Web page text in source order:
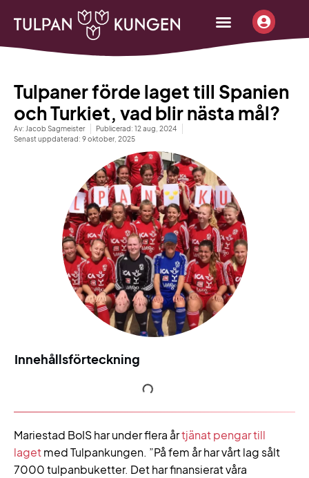
Tulpaner förde laget till Spanien
och Turkiet, vad blir nästa mål?
Av: Jacob Sagmeister Publicerad: 12 aug, 2024
Senast uppdaterad: 9 oktober, 2025
Innehållsförteckning
Mariestad BoIS har under flera årtjänat pengar till
lagetmed Tulpankungen. ”På fem år har vårt lag sålt
7000 tulpanbuketter. Det har finansierat våra